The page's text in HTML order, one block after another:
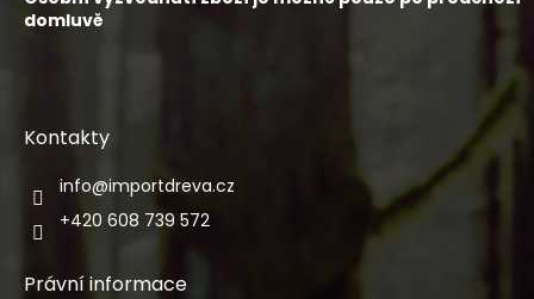
domluvě
Kontakty
info@importdreva.cz
+420 608 739 572
Právní informace